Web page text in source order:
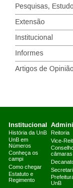
Pesquisas,
Extensão
Institucional
Informes
Artigos de
Institucional
História da UnB
UnB em
Números
Conheça os
campi
Como chegar
Estatuto e
Regimento
Reitoria
Vice-
câmaras
UnB